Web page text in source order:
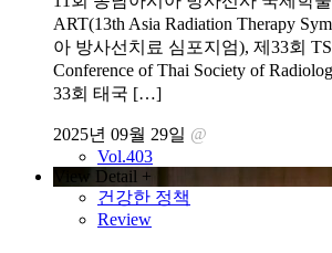
ART(13th Asia Radiation Therapy
아 방사선치료 심포지엄), 제33회
Conference of Thai Society of
33회 태국 […]
2025년 09월 29일 @
Vol.403
View Detail +
건강한 정책
Review